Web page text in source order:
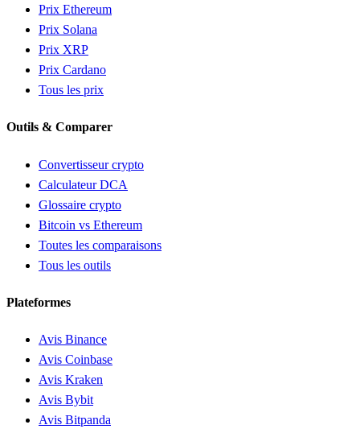
Prix Ethereum
Prix Solana
Prix XRP
Prix Cardano
Tous les prix
Outils & Comparer
Convertisseur crypto
Calculateur DCA
Glossaire crypto
Bitcoin vs Ethereum
Toutes les comparaisons
Tous les outils
Plateformes
Avis Binance
Avis Coinbase
Avis Kraken
Avis Bybit
Avis Bitpanda